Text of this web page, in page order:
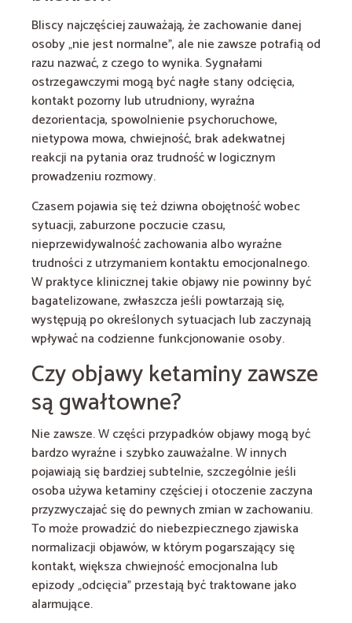
Bliscy najczęściej zauważają, że zachowanie danej
osoby „nie jest normalne”, ale nie zawsze potrafią od
razu nazwać, z czego to wynika. Sygnałami
ostrzegawczymi mogą być nagłe stany odcięcia,
kontakt pozorny lub utrudniony, wyraźna
dezorientacja, spowolnienie psychoruchowe,
nietypowa mowa, chwiejność, brak adekwatnej
reakcji na pytania oraz trudność w logicznym
prowadzeniu rozmowy.
Czasem pojawia się też dziwna obojętność wobec
sytuacji, zaburzone poczucie czasu,
nieprzewidywalność zachowania albo wyraźne
trudności z utrzymaniem kontaktu emocjonalnego.
W praktyce klinicznej takie objawy nie powinny być
bagatelizowane, zwłaszcza jeśli powtarzają się,
występują po określonych sytuacjach lub zaczynają
wpływać na codzienne funkcjonowanie osoby.
Czy objawy ketaminy zawsze
są gwałtowne?
Nie zawsze. W części przypadków objawy mogą być
bardzo wyraźne i szybko zauważalne. W innych
pojawiają się bardziej subtelnie, szczególnie jeśli
osoba używa ketaminy częściej i otoczenie zaczyna
przyzwyczajać się do pewnych zmian w zachowaniu.
To może prowadzić do niebezpiecznego zjawiska
normalizacji objawów, w którym pogarszający się
kontakt, większa chwiejność emocjonalna lub
epizody „odcięcia” przestają być traktowane jako
alarmujące.